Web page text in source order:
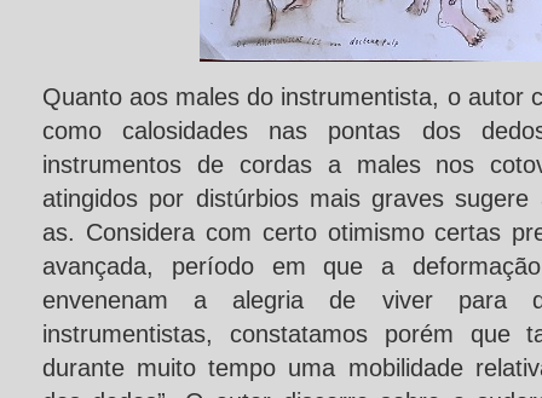
Quanto aos males do instrumentista, o autor
como calosidades nas pontas dos
instrumentos de cordas a males nos
atingidos por distúrbios mais graves sugere
as. Considera com certo otimismo certas
avançada, período em que a
envenenam a alegria de viver para
instrumentistas, constatamos porém que
durante muito tempo uma mobilidade